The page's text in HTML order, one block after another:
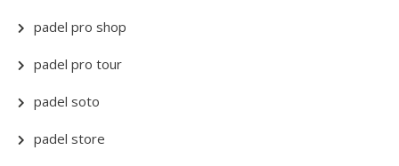
padel pro shop
padel pro tour
padel soto
padel store